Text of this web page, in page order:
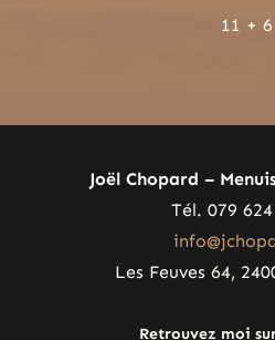
11 + 6
Joël Chopard –
Tél. 079
Les Feuves 64,
Retrouvez moi